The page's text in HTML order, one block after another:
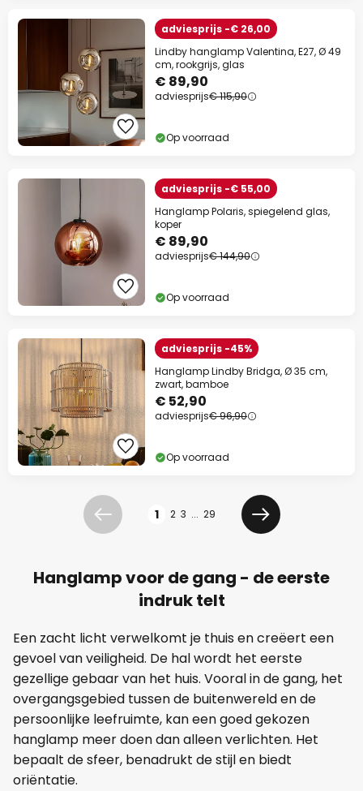
adviesprijs -€ 26,00
Lindby hanglamp Valentina, E27, Ø 49
cm, rookgrijs, glas
€ 89,90
adviesprijs€ 115,90
Op voorraad
adviesprijs -€ 55,00
Hanglamp Polaris, spiegelend glas,
koper
€ 89,90
adviesprijs€ 144,90
Op voorraad
adviesprijs -45%
Hanglamp Lindby Bridga, Ø 35 cm,
zwart, bamboe
€ 52,90
adviesprijs€ 96,90
Op voorraad
Vorige 1 2 3 ... 29
Volgende
Hanglamp voor de gang - de eerste
indruk telt
Een zacht licht verwelkomt je thuis en creëert een
gevoel van veiligheid. De hal wordt het eerste
gezellige gebaar van het huis. Vooral in de gang, het
overgangsgebied tussen de buitenwereld en de
persoonlijke leefruimte, kan een goed gekozen
hanglamp meer doen dan alleen verlichten. Het
bepaalt de sfeer, benadrukt de stijl en biedt
oriëntatie.